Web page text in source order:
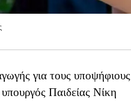
για τους υποψήφιους
Παιδείας Νίκη